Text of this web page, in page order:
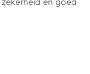
en goed